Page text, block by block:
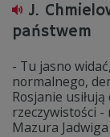
J.
państwem
- Tu jasno
normalnego,
Rosjanie
rzeczywistości -
Mazura